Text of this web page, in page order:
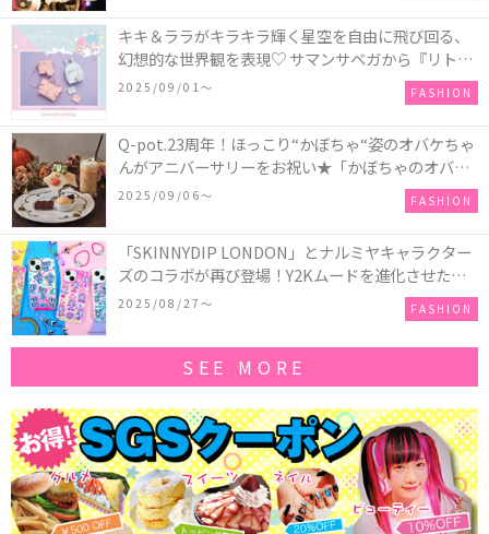
キキ＆ララがキラキラ輝く星空を自由に飛び回る、
幻想的な世界観を表現♡ サマンサベガから『リトル
ツインスターズ』50周年アニバーサリーイヤー』を
2025/09/01〜 FASHION
Q-pot.23周年！ほっこり“かぼちゃ“姿のオバケちゃ
んがアニバーサリーをお祝い★「かぼちゃのオバケ
ーキアクセサリー」が新発売！Q-pot CAFE.では
「かぼちゃのオバケーキプレート」も登場
2025/09/06〜 FASHION
「SKINNYDIP LONDON」とナルミヤキャラクター
ズのコラボが再び登場！Y2Kムードを進化させた新
作コレクションを発売♪
2025/08/27〜 FASHION
SEE MORE